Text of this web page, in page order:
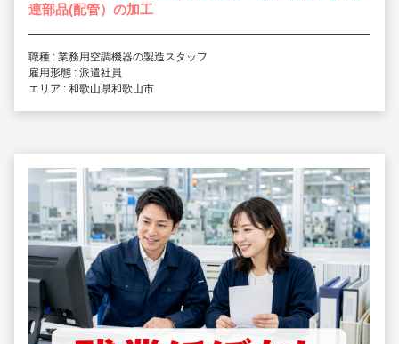
連部品(配管）の加工
職種 : 業務用空調機器の製造スタッフ
雇用形態 : 派遣社員
エリア : 和歌山県和歌山市